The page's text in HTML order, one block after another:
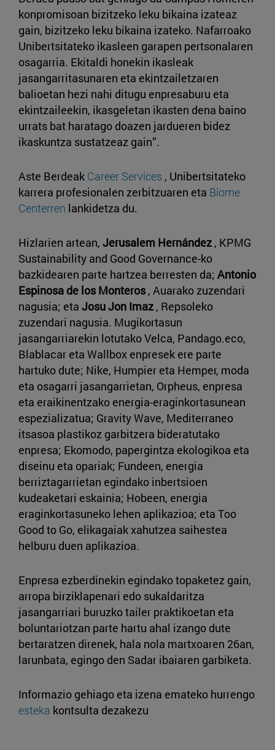
konpromisoan bizitzeko leku bikaina izateaz
gain, bizitzeko leku bikaina izateko. Nafarroako
Unibertsitateko ikasleen garapen pertsonalaren
osagarria. Ekitaldi honekin ikasleak
jasangarritasunaren eta ekintzailetzaren
balioetan hezi nahi ditugu enpresaburu eta
ekintzaileekin, ikasgeletan ikasten dena baino
urrats bat haratago doazen jardueren bidez
ikaskuntza sustatzeaz gain”.
Aste Berdeak Career Services , Unibertsitateko
karrera profesionalen zerbitzuaren eta Biome
Centerren lankidetza du.
Hizlarien artean, Jerusalem Hernández , KPMG
Sustainability and Good Governance-ko
bazkidearen parte hartzea berresten da; Antonio
Espinosa de los Monteros, Auarako zuzendari
nagusia; eta Josu Jon Imaz , Repsoleko
zuzendari nagusia. Mugikortasun
jasangarriarekin lotutako Velca, Pandago.eco,
Blablacar eta Wallbox enpresek ere parte
hartuko dute; Nike, Humpier eta Hemper, moda
eta osagarri jasangarrietan, Orpheus, enpresa
eta eraikinentzako energia-eraginkortasunean
espezializatua; Gravity Wave, Mediterraneo
itsasoa plastikoz garbitzera bideratutako
enpresa; Ekomodo, papergintza ekologikoa eta
diseinu eta opariak; Fundeen, energia
berriztagarrietan egindako inbertsioen
kudeaketari eskainia; Hobeen, energia
eraginkortasuneko lehen aplikazioa; eta Too
Good to Go, elikagaiak xahutzea saihestea
helburu duen aplikazioa.
Enpresa ezberdinekin egindako topaketez gain,
arropa birziklapenari edo sukaldaritza
jasangarriari buruzko tailer praktikoetan eta
boluntariotzan parte hartu ahal izango dute
bertaratzen direnek, hala nola martxoaren 26an,
larunbata, egingo den Sadar ibaiaren garbiketa.
Informazio gehiago eta izena emateko hurrengo
esteka kontsulta dezakezu